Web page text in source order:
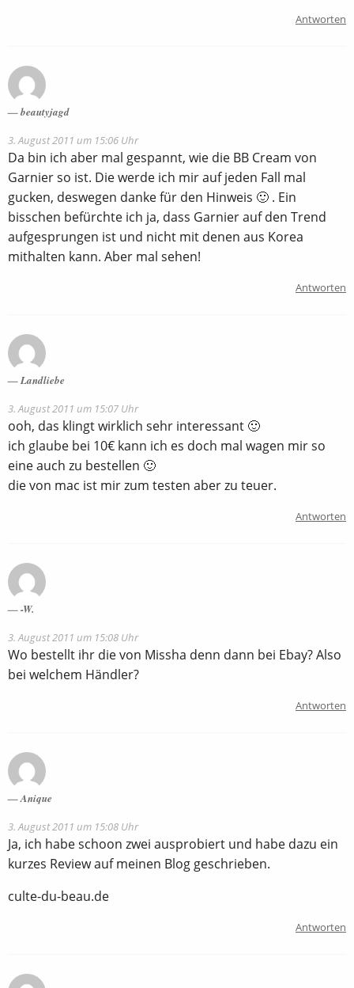
Antworten
beautyjagd
3. August 2011 um 15:06 Uhr
Da bin ich aber mal gespannt, wie die BB Cream von
Garnier so ist. Die werde ich mir auf jeden Fall mal
gucken, deswegen danke für den Hinweis 🙂 . Ein
bisschen befürchte ich ja, dass Garnier auf den Trend
aufgesprungen ist und nicht mit denen aus Korea
mithalten kann. Aber mal sehen!
Antworten
Landliebe
3. August 2011 um 15:07 Uhr
ooh, das klingt wirklich sehr interessant 🙂
ich glaube bei 10€ kann ich es doch mal wagen mir so
eine auch zu bestellen 🙂
die von mac ist mir zum testen aber zu teuer.
Antworten
-W.
3. August 2011 um 15:08 Uhr
Wo bestellt ihr die von Missha denn dann bei Ebay? Also
bei welchem Händler?
Antworten
Anique
3. August 2011 um 15:08 Uhr
Ja, ich habe schoon zwei ausprobiert und habe dazu ein
kurzes Review auf meinen Blog geschrieben.
culte-du-beau.de
Antworten